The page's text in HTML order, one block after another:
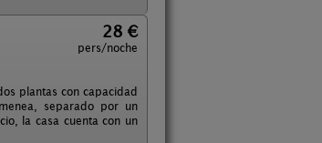
28 €
pers/noche
plantas con capacidad
separado por un
la casa cuenta con un